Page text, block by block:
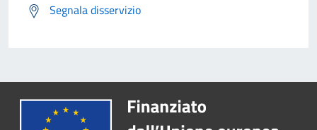
Segnala disservizio